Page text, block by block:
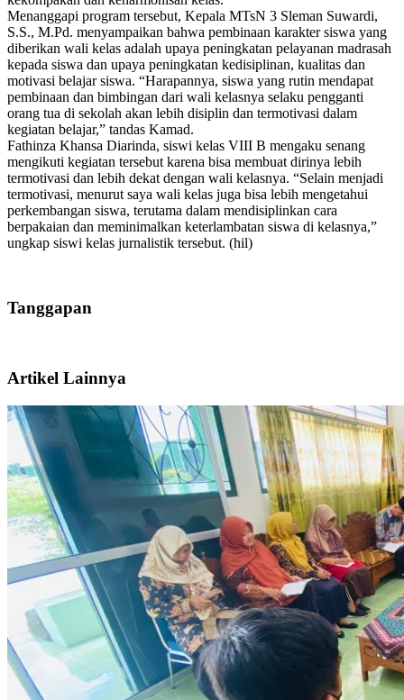
Menanggapi program tersebut, Kepala MTsN 3 Sleman Suwardi,
S.S., M.Pd. menyampaikan bahwa pembinaan karakter siswa yang
diberikan wali kelas adalah upaya peningkatan pelayanan madrasah
kepada siswa dan upaya peningkatan kedisiplinan, kualitas dan
motivasi belajar siswa. “Harapannya, siswa yang rutin mendapat
pembinaan dan bimbingan dari wali kelasnya selaku pengganti
orang tua di sekolah akan lebih disiplin dan termotivasi dalam
kegiatan belajar,” tandas Kamad.
Fathinza Khansa Diarinda, siswi kelas VIII B mengaku senang
mengikuti kegiatan tersebut karena bisa membuat dirinya lebih
termotivasi dan lebih dekat dengan wali kelasnya. “Selain menjadi
termotivasi, menurut saya wali kelas juga bisa lebih mengetahui
perkembangan siswa, terutama dalam mendisiplinkan cara
berpakaian dan meminimalkan keterlambatan siswa di kelasnya,”
ungkap siswi kelas jurnalistik tersebut. (hil)
Tanggapan
Artikel Lainnya